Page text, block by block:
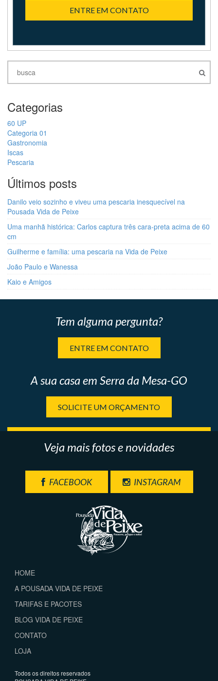
ENTRE EM CONTATO
Categorias
60 UP
Categoria 01
Gastronomia
Iscas
Pescaria
Últimos posts
Danilo veio sozinho e viveu uma pescaria inesquecível na
Pousada Vida de Peixe
Uma manhã histórica: Carlos captura três cara-preta acima de 60
cm
Guilherme e família: uma pescaria na Vida de Peixe
João Paulo e Wanessa
Kaio e Amigos
Tem alguma pergunta?
ENTRE EM CONTATO
A sua casa em Serra da Mesa-GO
SOLICITE UM ORÇAMENTO
Veja mais fotos e novidades
FACEBOOK INSTAGRAM
HOME
A POUSADA VIDA DE PEIXE
TARIFAS E PACOTES
BLOG VIDA DE PEIXE
CONTATO
LOJA
Todos os direitos reservados